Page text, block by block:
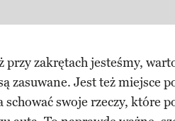
przy zakrętach jesteśmy,
zasuwane. Jest też miejsce
schować swoje rzeczy, które